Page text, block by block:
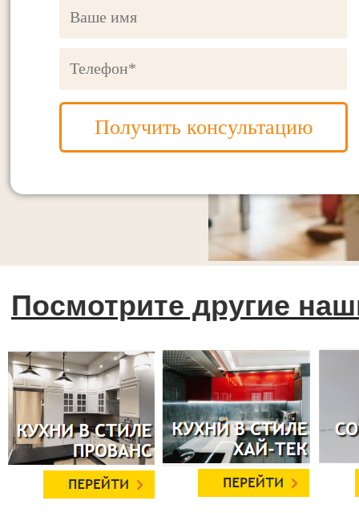
Получить консультацию
Посмотрите другие